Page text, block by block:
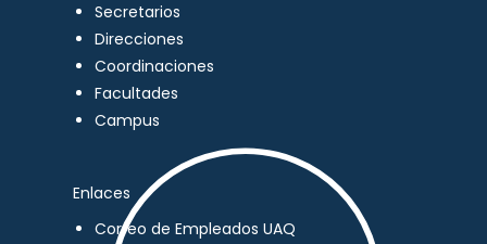
Secretarios
Direcciones
Coordinaciones
Facultades
Campus
Enlaces
Correo de Empleados UAQ